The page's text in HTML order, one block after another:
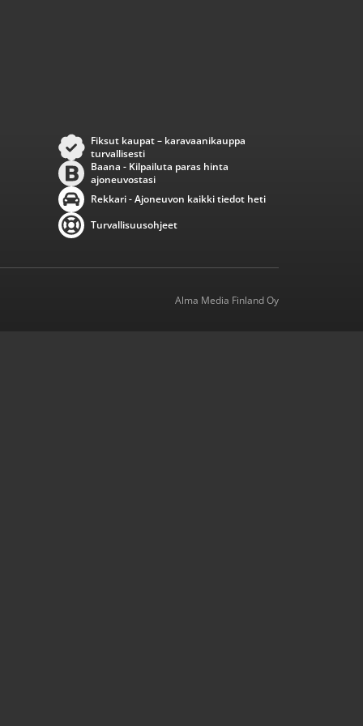
Fiksut kaupat – karavaanikauppa
turvallisesti
Baana - Kilpailuta paras hinta
ajoneuvostasi
Rekkari - Ajoneuvon kaikki tiedot heti
Turvallisuusohjeet
Alma Media Finland Oy